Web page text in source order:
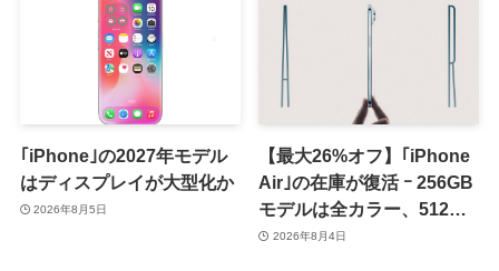
｢iPhone｣の2027年モデル
はディスプレイが大型化か
2026年8月5日
【最大26%オフ】｢iPhone
Air｣の在庫が復活 ｰ 256GB
モデルは全カラー、512GB
モデルはホワイト以外が在
2026年8月4日